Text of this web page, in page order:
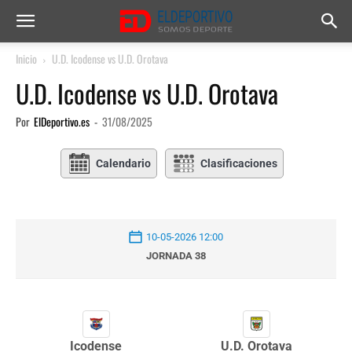
Inicio U.D. Icodense vs U.D. Orotava
U.D. Icodense vs U.D. Orotava
Por ElDeportivo.es - 31/08/2025
Calendario Clasificaciones
10-05-2026 12:00
JORNADA 38
Icodense U.D. Orotava